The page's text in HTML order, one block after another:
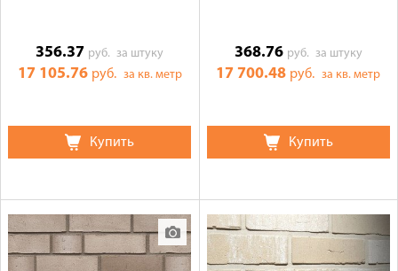
356.37 руб.за штуку
17 105.76 руб. за кв. метр
Купить
368.76 руб. за штуку
17 700.48 руб.за кв. метр
Купить